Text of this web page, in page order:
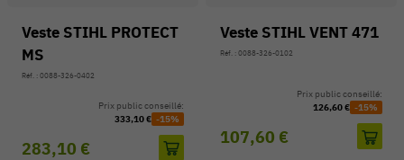
Veste STIHL PROTECT
MS
Réf. : 0088-326-0402
283,10 €
Prix public conseillé:
333,10 € -15%
Veste STIHL VENT 471
Réf. : 0088-326-0102
107,60 €
Prix public conseillé:
126,60 € -15%